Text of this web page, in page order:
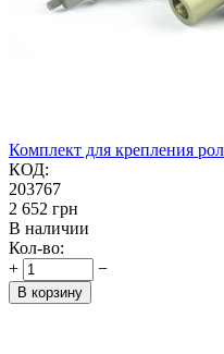
Комплект для крепления
КОД:
203767
‍2 652‍ грн
В наличии
Кол-во:
+
−
В корзину